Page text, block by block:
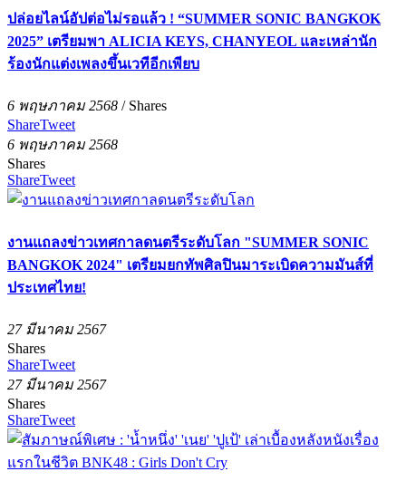
ปล่อยไลน์อัปต่อไม่รอแล้ว ! “SUMMER SONIC BANGKOK
2025” เตรียมพา ALICIA KEYS, CHANYEOL และเหล่านัก
ร้องนักแต่งเพลงขึ้นเวทีอีกเพียบ
6 พฤษภาคม 2568 / Shares
ShareTweet
6 พฤษภาคม 2568
Shares
ShareTweet
งานแถลงข่าวเทศกาลดนตรีระดับโลก "SUMMER SONIC
BANGKOK 2024" เตรียมยกทัพศิลปินมาระเบิดความมันส์ที่
ประเทศไทย!
27 มีนาคม 2567
Shares
ShareTweet
27 มีนาคม 2567
Shares
ShareTweet